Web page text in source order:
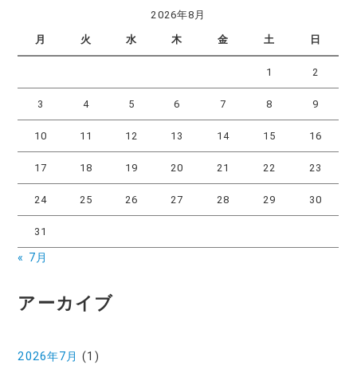
2026年8月
月 火 水 木 金 土 日
1 2
3 4 5 6 7 8 9
10 11 12 13 14 15 16
17 18 19 20 21 22 23
24 25 26 27 28 29 30
31
« 7月
アーカイブ
2026年7月 (1)